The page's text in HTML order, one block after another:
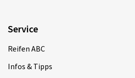
Service
Reifen ABC
Infos & Tipps